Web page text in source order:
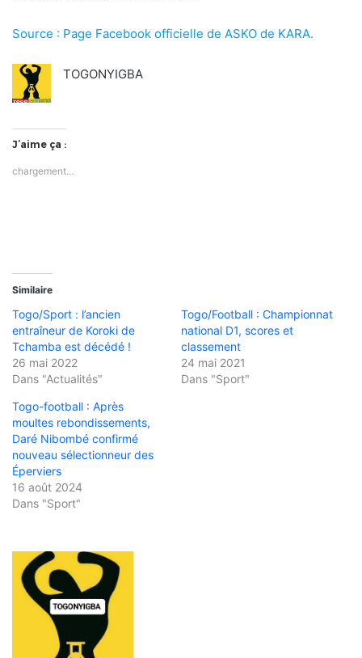
Source : Page Facebook officielle de ASKO de KARA.
TOGONYIGBA
J’aime ça :
chargement…
Similaire
Togo/Sport : l’ancien
entraîneur de Koroki de
Tchamba est décédé !
26 mai 2022
Dans "Actualités"
Togo/Football : Championnat
national D1, scores et
classement
24 mai 2021
Dans "Sport"
Togo-football : Après
moultes rebondissements,
Daré Nibombé confirmé
nouveau sélectionneur des
Éperviers
16 août 2024
Dans "Sport"